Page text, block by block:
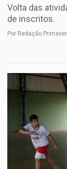
Volta das
de inscritos.
Por Redação